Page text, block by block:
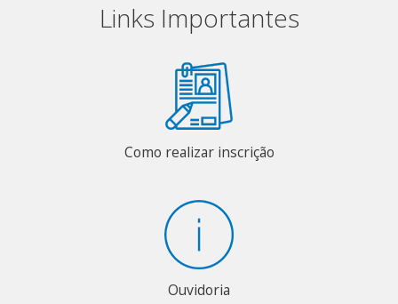
Links Importantes
Como realizar inscrição
Ouvidoria